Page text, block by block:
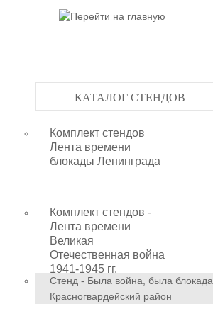
КАТАЛОГ СТЕНДОВ
Комплект стендов
Лента времени
блокады Ленинграда
Комплект стендов -
Лента времени
Великая
Отечественная война
1941-1945 гг.
Стенд - Была война, была блокада.
Красногвардейский район